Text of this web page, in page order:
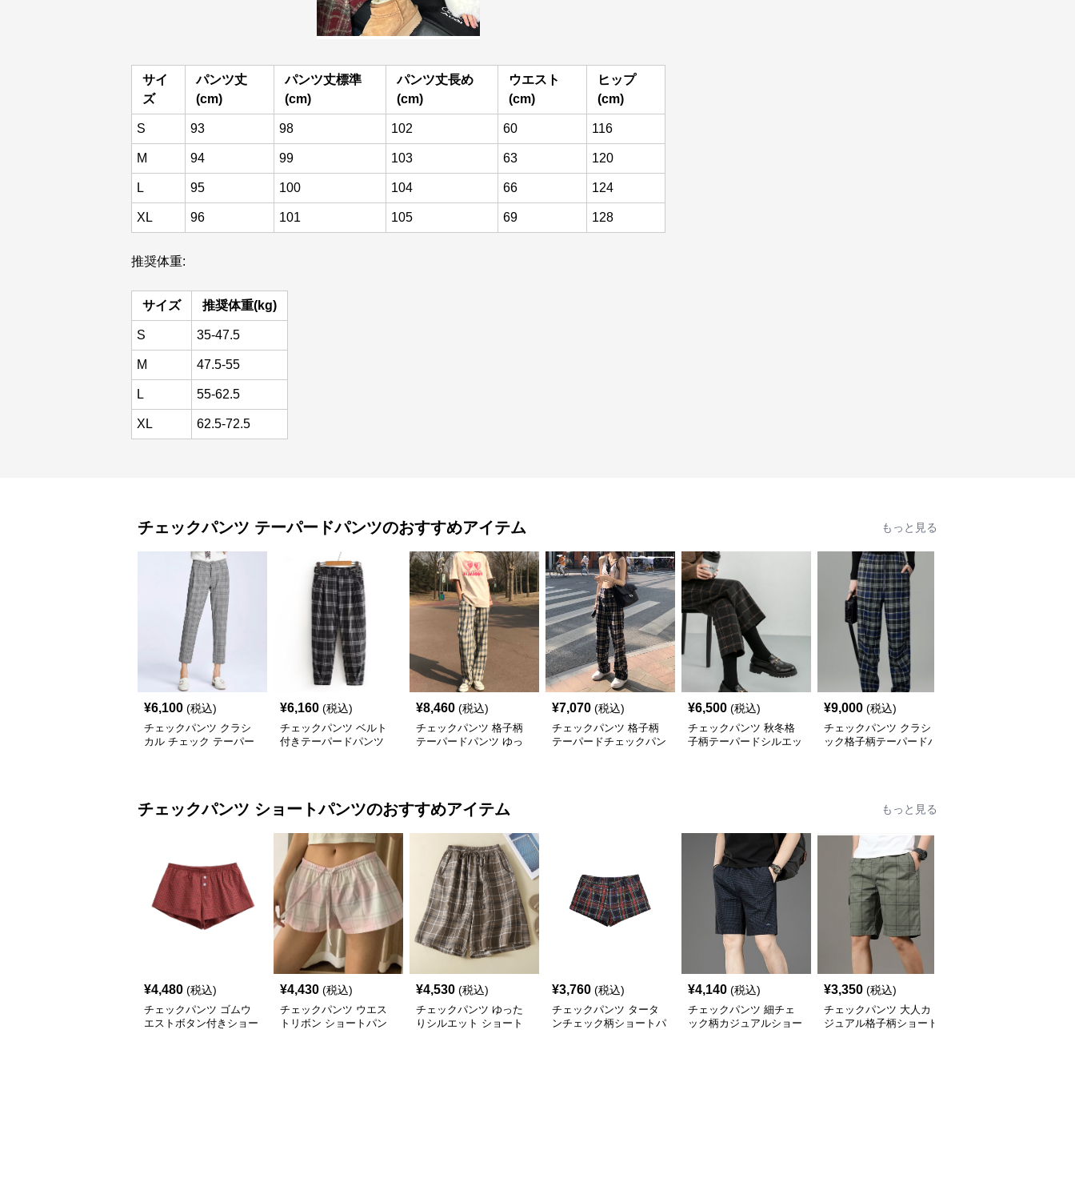
サイ
ズ
パンツ丈
(cm)
パンツ丈標準
(cm)
パンツ丈長め
(cm)
ウエスト
(cm)
ヒップ
(cm)
S 93 98 102 60 116
M 94 99 103 63 120
L 95 100 104 66 124
XL 96 101 105 69 128
推奨体重:
サイズ 推奨体重(kg)
S 35-47.5
M 47.5-55
L 55-62.5
XL 62.5-72.5
チェックパンツ テーパードパンツのおすすめアイテム もっと見る
¥6,100 (税込)
チェックパンツ クラシ
カル チェック テーパー
¥6,160 (税込)
チェックパンツ ベルト
付きテーパードパンツ
¥8,460 (税込)
チェックパンツ 格子柄
テーパードパンツ ゆっ
¥7,070 (税込)
チェックパンツ 格子柄
テーパードチェックパン
¥6,500 (税込)
チェックパンツ 秋冬格
子柄テーパードシルエッ
¥9,000 (税込)
チェックパンツ クラシ
ック格子柄テーパードパ
チェックパンツ ショートパンツのおすすめアイテム もっと見る
¥4,480 (税込)
チェックパンツ ゴムウ
エストボタン付きショー
¥4,430 (税込)
チェックパンツ ウエス
トリボン ショートパン
¥4,530 (税込)
チェックパンツ ゆった
りシルエット ショート
¥3,760 (税込)
チェックパンツ タータ
ンチェック柄ショートパ
¥4,140 (税込)
チェックパンツ 細チェ
ック柄カジュアルショー
¥3,350 (税込)
チェックパンツ 大人カ
ジュアル格子柄ショート